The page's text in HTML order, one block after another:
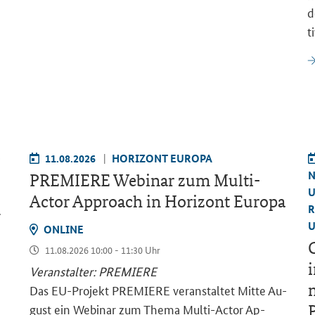
11.08.2026 HO­RI­ZONT EU­RO­PA
PRE­MIE­RE We­bi­nar zum Multi-
Actor Approachin Ho­ri­zont Eu­ro­pa
ON­LINE
11.08.2026 10:00 - 11:30 Uhr
Ver­an­stal­ter: PRE­MIE­RE
Das EU-​Projekt PRE­MIE­RE ver­an­stal­tet Mitte Au­
gust ein We­bi­nar zum Thema Multi-​Actor Ap­